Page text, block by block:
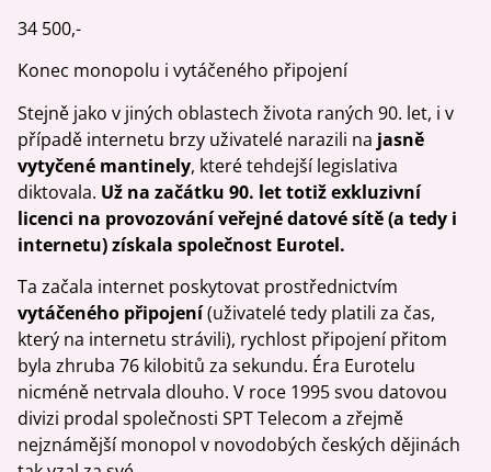
34 500,-
Konec monopolu i vytáčeného připojení
Stejně jako v jiných oblastech života raných 90. let, i v
případě internetu brzy uživatelé narazili na jasně
vytyčené mantinely, které tehdejší legislativa
diktovala. Už na začátku 90. let totiž exkluzivní
licenci na provozování veřejné datové sítě (a tedy i
internetu) získala společnost Eurotel.
Ta začala internet poskytovat prostřednictvím
vytáčeného připojení(uživatelé tedy platili za čas,
který na internetu strávili), rychlost připojení přitom
byla zhruba 76 kilobitů za sekundu. Éra Eurotelu
nicméně netrvala dlouho. V roce 1995 svou datovou
divizi prodal společnosti SPT Telecom a zřejmě
nejznámější monopol v novodobých českých dějinách